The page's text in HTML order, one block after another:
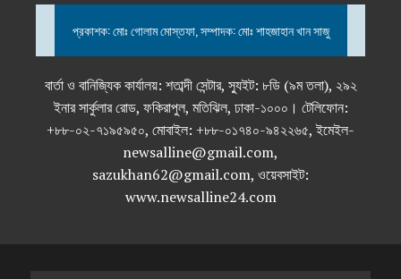
প্রকাশক: মোঃ গোলাম মোস্তফা, সম্পাদক: মোঃ শাহজাহান খান সাজু
বার্তা ও বানিজ্যিক কার্যালয়: শতাব্দী সেন্টার, স্যুইট: ৮ডি (৯ম তলা), ২৯২
ইনার সার্কুলার রোড, ফকিরাপুল, মতিঝিল, ঢাকা-১০০০। টেলিফোন:
+৮৮-০২-৭১৯৫৯৫০, মোবাইল: +৮৮-০১৭৪০-৯৪২২৬৫, ইমেইল-
newsalline@gmail.com,
sazukhan62@gmail.com, ওয়েবসাইট:
www.newsalline24.com